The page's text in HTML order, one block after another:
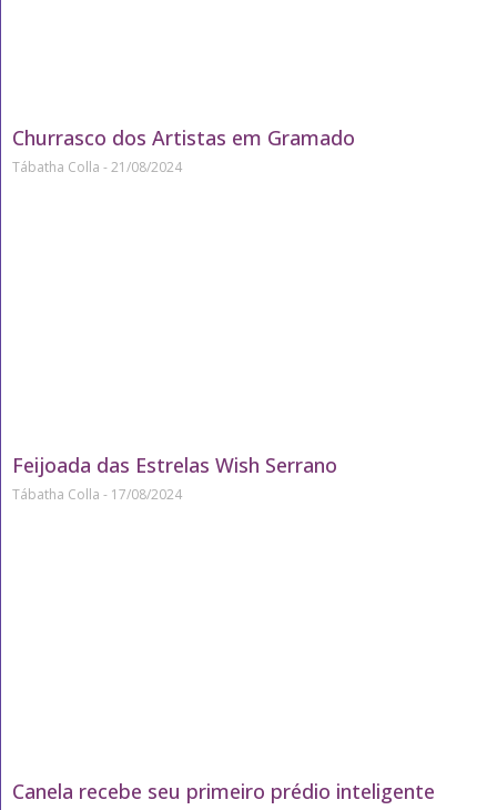
Churrasco dos Artistas em Gramado
Tábatha Colla 21/08/2024
Feijoada das Estrelas Wish Serrano
Tábatha Colla 17/08/2024
Canela recebe seu primeiro prédio inteligente